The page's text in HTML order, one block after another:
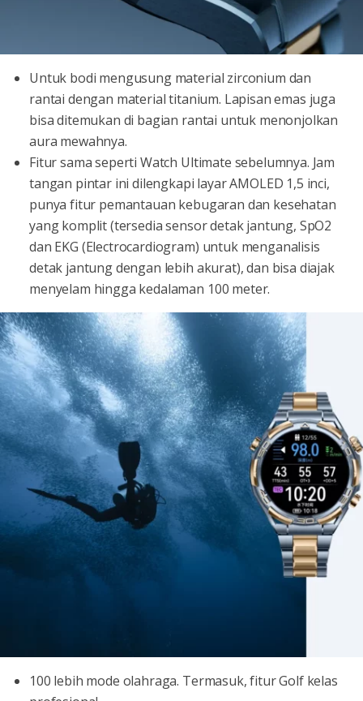
Untuk bodi mengusung material zirconium dan
rantai dengan material titanium. Lapisan emas juga
bisa ditemukan di bagian rantai untuk menonjolkan
aura mewahnya.
Fitur sama seperti Watch Ultimate sebelumnya. Jam
tangan pintar ini dilengkapi layar AMOLED 1,5 inci,
punya fitur pemantauan kebugaran dan kesehatan
yang komplit (tersedia sensor detak jantung, SpO2
dan EKG (Electrocardiogram) untuk menganalisis
detak jantung dengan lebih akurat), dan bisa diajak
menyelam hingga kedalaman 100 meter.
100 lebih mode olahraga. Termasuk, fitur Golf kelas